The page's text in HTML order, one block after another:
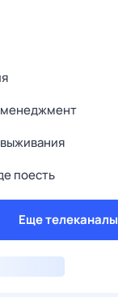
поесть
Еще телеканалы